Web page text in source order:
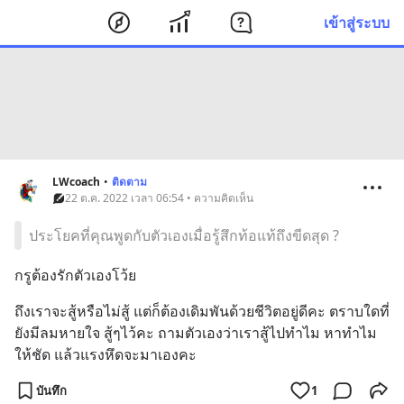
เข้าสู่ระบบ
LWcoach • ติดตาม
22 ต.ค. 2022 เวลา 06:54 • ความคิดเห็น
ประโยคที่คุณพูดกับตัวเองเมื่อรู้สึกท้อแท้ถึงขีดสุด ?
กรูต้องรักตัวเองโว้ย
ถึงเราจะสู้หรือไม่สู้ แต่ก็ต้องเดิมพันด้วยชีวิตอยู่ดีคะ ตราบใดที่
ยังมีลมหายใจ สู้ๆไว้คะ ถามตัวเองว่าเราสู้ไปทำไม หาทำไม
ให้ชัด แล้วแรงหึดจะมาเองคะ
บันทึก 1